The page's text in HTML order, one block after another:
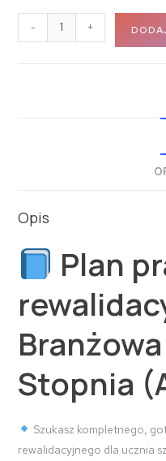
- +
Opis
Plan
Stopnia
Szukasz kompletnego,
rewalidacyjnego dla ucznia